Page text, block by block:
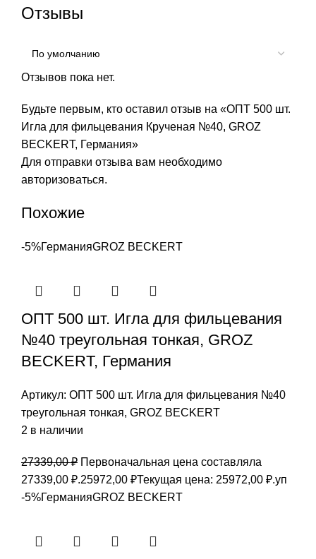
Отзывы
Отзывов пока нет.
Будьте первым, кто оставил отзыв на «ОПТ 500 шт.
Игла для фильцевания Крученая №40, GROZ
BEСKERT, Германия»
Для отправки отзыва вам необходимо
авторизоваться.
Похожие
-5%ГерманияGROZ BEСKERT
ОПТ 500 шт. Игла для фильцевания
№40 треугольная тонкая, GROZ
BEСKERT, Германия
Артикул: ОПТ 500 шт. Игла для фильцевания №40
треугольная тонкая, GROZ BEСKERT
2 в наличии
27339,00₽ Первоначальная цена составляла
27339,00 ₽.25972,00 ₽Текущая цена: 25972,00 ₽.уп
-5%ГерманияGROZ BEСKERT